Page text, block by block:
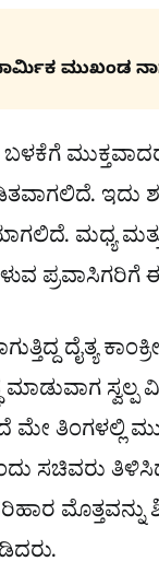
ಮುಖಂಡ
ಇದು
ಮಧ್ಯ
ದೈತ್ಯ
ಮೇ ತಿಂಗಳಲ್ಲಿ
ಸಚಿವರು